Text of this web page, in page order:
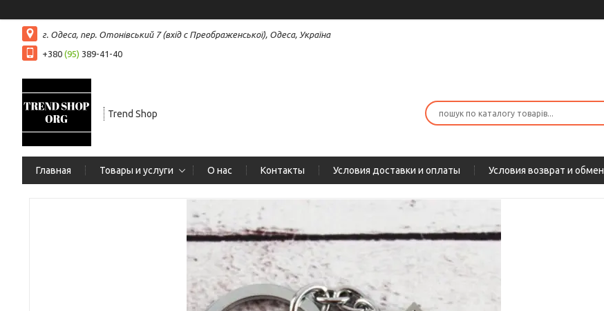
г. Одеса, пер. Отонівський 7 (вхід с Преображенської), Одеса, Україна
+380 (95) 389-41-40
Trend Shop
Главная Товары и услуги О нас Контакты Условия доставки и оплаты Условия возврат и обмен